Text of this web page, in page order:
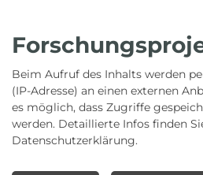
Beim Aufruf des Inhalts werden
(IP-Adresse) an einen externen
es möglich, dass Zugriffe
werden. Detaillierte Infos finden
Datenschutzerklärung.